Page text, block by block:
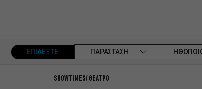
ΕΠΙΛΕΞΤΕ: ΠΑΡΑΣΤΑΣΗ
SHOWTIMES ΘΕΑΤΡΟ